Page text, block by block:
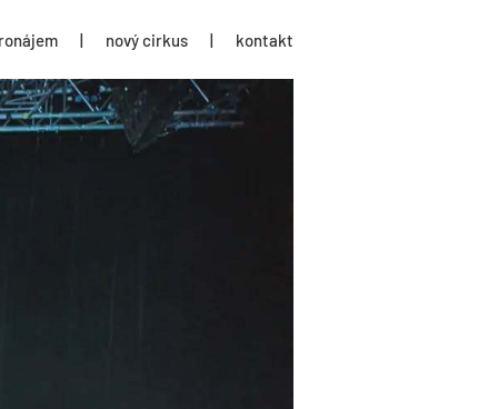
| nový cirkus | kontakt